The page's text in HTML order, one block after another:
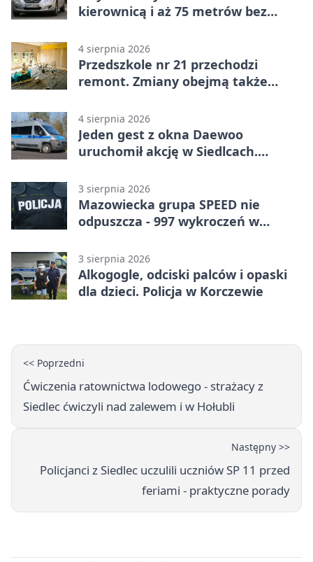
kierownicą i aż 75 metrów bez
4 sierpnia 2026
Przedszkole nr 21 przechodzi
remont. Zmiany obejmą także
4 sierpnia 2026
Jeden gest z okna Daewoo
uruchomił akcję w Siedlcach.
3 sierpnia 2026
Mazowiecka grupa SPEED nie
odpuszcza - 997 wykroczeń w
3 sierpnia 2026
Alkogogle, odciski palców i opaski
dla dzieci. Policja w Korczewie
<< Poprzedni
Ćwiczenia ratownictwa lodowego - strażacy z
Siedlec ćwiczyli nad zalewem i w Hołubli
Następny >>
Policjanci z Siedlec uczulili uczniów SP 11 przed
feriami - praktyczne porady